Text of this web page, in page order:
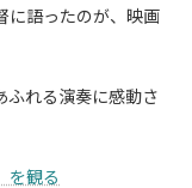
に語ったのが、映画
ふれる演奏に感動さ
を観る